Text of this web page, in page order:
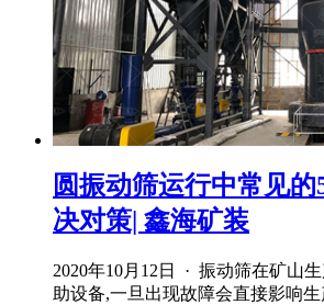
圆振动筛运行中常见
决对策| 鑫海矿装
2020年10月12日 · 振动筛在矿山
助设备,一旦出现故障会直接影响